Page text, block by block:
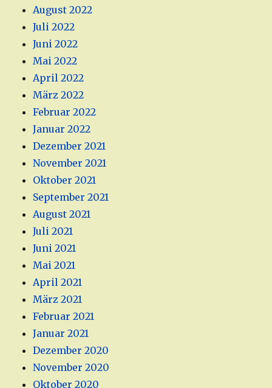
August 2022
Juli 2022
Juni 2022
Mai 2022
April 2022
März 2022
Februar 2022
Januar 2022
Dezember 2021
November 2021
Oktober 2021
September 2021
August 2021
Juli 2021
Juni 2021
Mai 2021
April 2021
März 2021
Februar 2021
Januar 2021
Dezember 2020
November 2020
Oktober 2020